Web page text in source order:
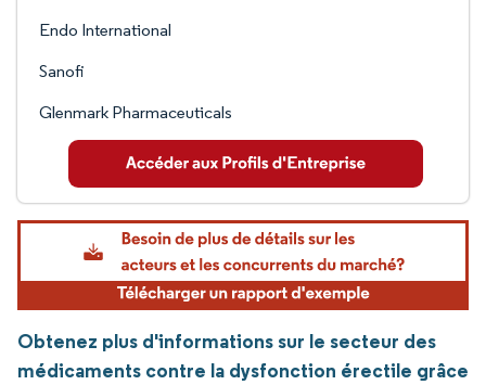
Endo International
Sanofi
Glenmark Pharmaceuticals
Obtenez plus d'informations sur le secteur des
médicaments contre la dysfonction érectile grâce